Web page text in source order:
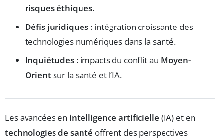
risques éthiques.
Défis juridiques : intégration croissante des
technologies numériques dans la santé.
Inquiétudes : impacts du conflit au Moyen-
Orientsur la santé et l’IA.
Les avancées en intelligence artificielle (IA) et en
technologies de santé offrent des perspectives